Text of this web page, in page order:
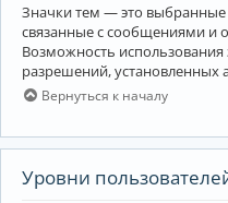
Значки тем — это
связанные с сообщениями и
Возможность использования
разрешений,
Вернуться к началу
Уровни